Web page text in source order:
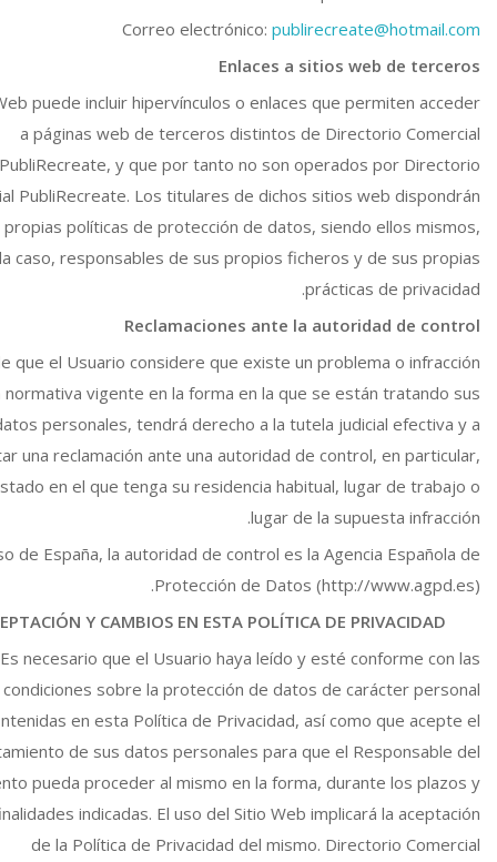
Correo electrónico: publirecreate@hotmail.com
Enlaces a sitios web de terceros
puede incluir hipervínculos o enlaces que permiten acceder
a páginas web de terceros distintos de Directorio Comercial
PubliRecreate, y que por tanto no son operados por Directorio
PubliRecreate. Los titulares de dichos sitios web dispondrán
propias políticas de protección de datos, siendo ellos mismos,
caso, responsables de sus propios ficheros y de sus propias
prácticas de privacidad.
Reclamaciones ante la autoridad de control
que el Usuario considere que existe un problema o infracción
normativa vigente en la forma en la que se están tratando sus
personales, tendrá derecho a la tutela judicial efectiva y a
una reclamación ante una autoridad de control, en particular,
en el que tenga su residencia habitual, lugar de trabajo o
lugar de la supuesta infracción.
de España, la autoridad de control es la Agencia Española de
Protección de Datos (http://www.agpd.es).
Y CAMBIOS EN ESTA POLÍTICA DE PRIVACIDAD
Es necesario que el Usuario haya leído y esté conforme con las
condiciones sobre la protección de datos de carácter personal
en esta Política de Privacidad, así como que acepte el
de sus datos personales para que el Responsable del
pueda proceder al mismo en la forma, durante los plazos y
indicadas. El uso del Sitio Web implicará la aceptación
de la Política de Privacidad del mismo. Directorio Comercial